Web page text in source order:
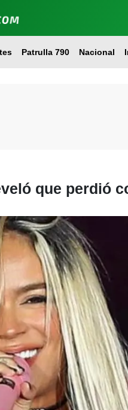
Patrulla 790 Nacional
que perdió